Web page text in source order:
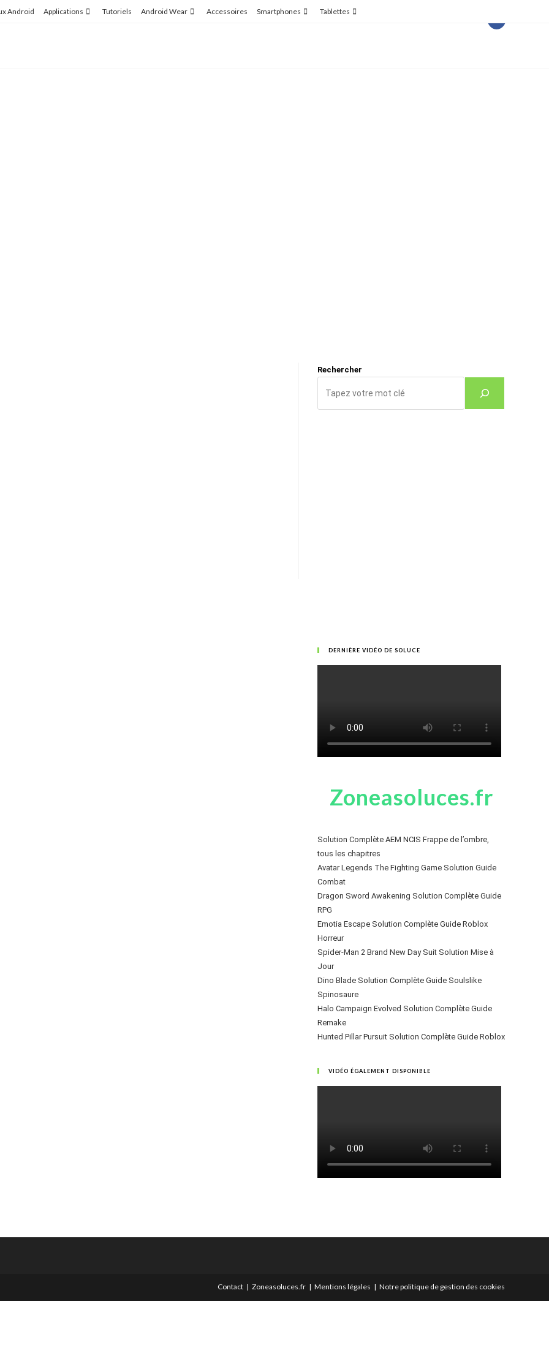
Android Applications Tutoriels Android Wear Accessoires Smartphones Tablettes
Rechercher
DERNIÈRE VIDÉO DE SOLUCE
Zoneasoluces.fr
Solution Complète AEM NCIS Frappe de l’ombre,
tous les chapitres
Avatar Legends The Fighting Game Solution Guide
Combat
Dragon Sword Awakening Solution Complète Guide
RPG
Emotia Escape Solution Complète Guide Roblox
Horreur
Spider-Man 2 Brand New Day Suit Solution Mise à
Jour
Dino Blade Solution Complète Guide Soulslike
Spinosaure
Halo Campaign Evolved Solution Complète Guide
Remake
Hunted Pillar Pursuit Solution Complète Guide Roblox
VIDÉO ÉGALEMENT DISPONIBLE
Contact Zoneasoluces.fr Mentions légales Notre politique de gestion des cookies